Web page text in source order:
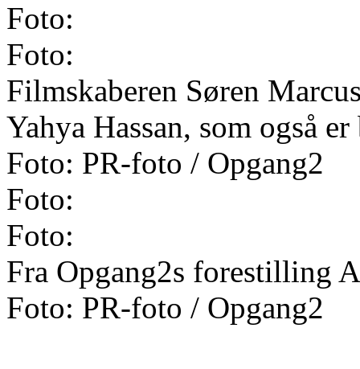
Foto:
Foto:
Filmskaberen Søren
Yahya Hassan, som også
Foto: PR-foto / Opgang2
Foto:
Foto:
Fra Opgang2s forestilling
Foto: PR-foto / Opgang2